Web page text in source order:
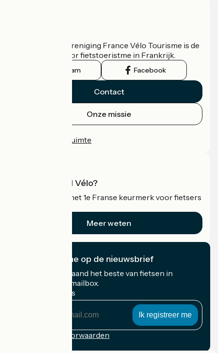
De nationale vereniging France Vélo Tourisme is de
officiële gids voor fietstoeristme in Frankrijk.
Instagram Facebook
Contact
Onze missie
Professionele ruimte
Wat is Accueil Vélo?
Accueil Vélo is het 1e Franse keurmerk voor fietsers
Meer weten
Ik abonneer me op de nieuwsbrief
Ontvang elke maand het beste van fietsen in
Frankrijk in uw mailbox.
Mijn e-mailadres
Inschrijvingsvoorwaarden